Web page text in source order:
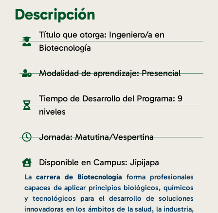
Descripción
Título que otorga: Ingeniero/a en
Biotecnología
Modalidad de aprendizaje: Presencial
Tiempo de Desarrollo del Programa: 9
niveles
Jornada: Matutina/Vespertina
Disponible en Campus: Jipijapa
La carrera de Biotecnología forma profesionales
capaces de aplicar principios biológicos, químicos
y tecnológicos para el desarrollo de soluciones
innovadoras en los ámbitos de la salud, la industria,